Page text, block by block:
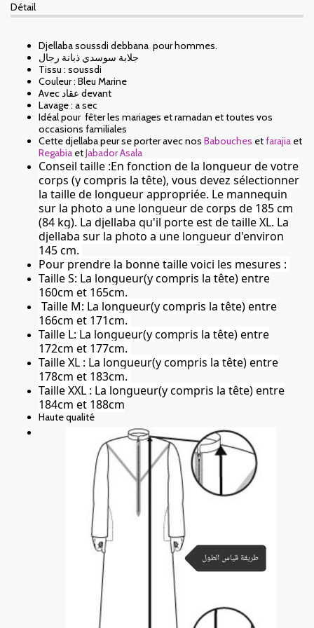
Détail
Djellaba soussdi debbana pour hommes.
Tissu : soussdi
Couleur : Bleu Marine
Avec عقاد devant
Lavage : a sec
Idéal pour fêter les mariages et ramadan et toutes vos
occasions familiales
Cette djellaba peur se porter avec nos Babouches etfarajia et
Regabia etJabador Asala
Conseil taille :En fonction de la longueur de votre
corps (y compris la tête), vous devez sélectionner
la taille de longueur appropriée. Le mannequin
sur la photo a une longueur de corps de 185 cm
(84 kg). La djellaba qu'il porte est de taille XL. La
djellaba sur la photo a une longueur d'environ
145 cm.
Pour prendre la bonne taille voici les mesures :
Taille S: La longueur(y compris la tête) entre
160cm et 165cm.
Taille M: La longueur(y compris la tête) entre
166cm et 171cm.
Taille L: La longueur(y compris la tête) entre
172cm et 177cm.
Taille XL : La longueur(y compris la tête) entre
178cm et 183cm.
Taille XXL : La longueur(y compris la tête) entre
184cm et 188cm
Haute qualité